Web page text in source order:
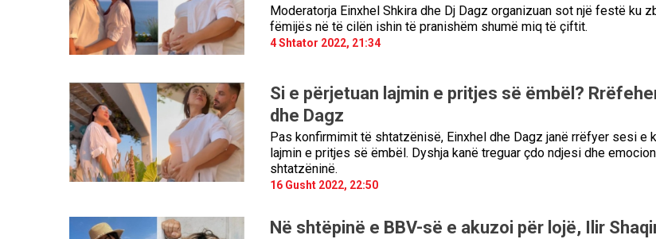
Moderatorja Einxhel Shkira dhe Dj Dagz organizuan sot një festë ku
fëmijës në të cilën ishin të pranishëm shumë miq të çiftit.
4 Shtator 2022, 21:34
Si e përjetuan lajmin e pritjes së ëmbël?
dhe Dagz
Pas konfirmimit të shtatzënisë, Einxhel dhe Dagz janë rrëfyer sesi e
lajmin e pritjes së ëmbël. Dyshja kanë treguar çdo ndjesi dhe
shtatzëninë.
16 Gusht 2022, 22:50
Në shtëpinë e BBV-së e akuzoi për lojë, Ilir